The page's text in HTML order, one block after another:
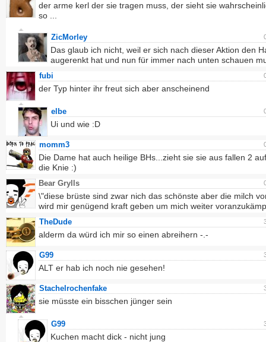
der arme kerl der sie tragen muss, der sieht sie
so ...
ZicMorley
Das glaub ich nicht, weil er sich nach dieser Aktion den
augerenkt hat und nun für immer nach unten schauen
fubi
der Typ hinter ihr freut sich aber anscheinend
elbe
Ui und wie :D
momm3
Die Dame hat auch heilige BHs...zieht sie sie aus fallen 2 auf
die Knie :)
Bear Grylls
\"diese brüste sind zwar nich das schönste aber die milch
wird mir genügend kraft geben um mich weiter
TheDude
alderm da würd ich mir so einen abreihern -.-
G99
ALT er hab ich noch nie gesehen!
Stachelrochenfake
sie müsste ein bisschen jünger sein
G99
Kuchen macht dick - nicht jung